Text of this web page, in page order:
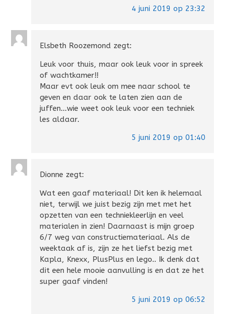
4 juni 2019 op 23:32
Elsbeth Roozemond zegt:
Leuk voor thuis, maar ook leuk voor in spreek
of wachtkamer!!
Maar evt ook leuk om mee naar school te
geven en daar ook te laten zien aan de
juffen…wie weet ook leuk voor een techniek
les aldaar.
5 juni 2019 op 01:40
Dionne zegt:
Wat een gaaf materiaal! Dit ken ik helemaal
niet, terwijl we juist bezig zijn met met het
opzetten van een techniekleerlijn en veel
materialen in zien! Daarnaast is mijn groep
6/7 weg van constructiemateriaal. Als de
weektaak af is, zijn ze het liefst bezig met
Kapla, Knexx, PlusPlus en lego.. Ik denk dat
dit een hele mooie aanvulling is en dat ze het
super gaaf vinden!
5 juni 2019 op 06:52